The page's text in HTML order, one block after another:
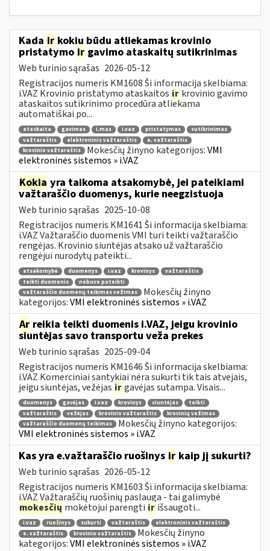
Kada ir kokiu būdu atliekamas krovinio
pristatymo ir gavimo ataskaitų sutikrinimas
Web turinio sąrašas 2026-05-12
Registracijos numeris KM1608 Ši informacija skelbiama:
i.VAZ Krovinio pristatymo ataskaitos ir krovinio gavimo
ataskaitos sutikrinimo procedūra atliekama
automatiškai po...
ataskaita gavimas i.mas i.vaz pristatymas
sutikrinimas
važtaraštis
elektroninis važtaraštis
e. važtaraštis
krovinio važtaraštis
Mokesčių žinyno kategorijos:VMI
elektroninės sistemos » i.VAZ
Kokia yra taikoma atsakomybė, jei pateikiami
važtaraščio duomenys, kurie neegzistuoja
Web turinio sąrašas 2025-10-08
Registracijos numeris KM1641 Ši informacija skelbiama:
i.VAZ Važtaraščio duomenis VMI turi teikti važtaraščio
rengėjas. Krovinio siuntėjas atsako už važtaraščio
rengėjui nurodytų pateikti...
atsakomybė duomenys i.vaz krovinys
važtaraštis
teikti duomenis
nebuvo pateikti
važtaraščio duomenų teikimas vežimas
Mokesčių žinyno
kategorijos:VMI elektroninės sistemos » i.VAZ
Ar reikia teikti duomenis i.VAZ, jeigu krovinio
siuntėjas savo transportu veža prekes
Web turinio sąrašas 2025-09-04
Registracijos numeris KM1646 Ši informacija skelbiama:
i.VAZ Komerciniai santykiai nėra sukurti tik tais atvejais,
jeigu siuntėjas, vežėjas irgavėjas sutampa. Visais...
duomenys gavėjas i.vaz krovinys siuntėjas
teikti
važtaraštis
vežėjas krovinio važtaraštis
krovinių vežimas
važtaraščio duomenų teikimas
Mokesčių žinyno kategorijos:
VMI elektroninės sistemos » i.VAZ
Kas yra e.važtaraščio ruošinys ir kaip jį sukurti?
Web turinio sąrašas 2026-05-12
Registracijos numeris KM1603 Ši informacija skelbiama:
i.VAZ Važtaraščių ruošinių paslauga - tai galimybė
mokesčių mokėtojui parengti ir išsaugoti...
i.vaz ruošinys sukurti važtaraštis
elektroninis važtaraštis
e. važtaraštis
krovinio važtaraštis
Mokesčių žinyno
kategorijos:VMI elektroninės sistemos » i.VAZ